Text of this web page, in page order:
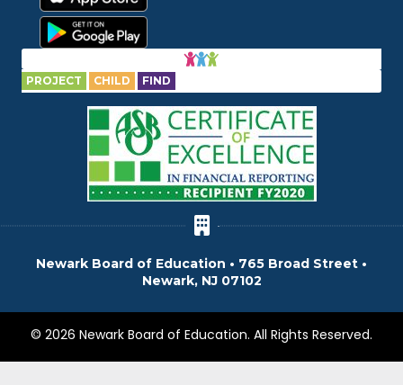
PROJECT CHILD FIND
Newark Board of Education • 765 Broad Street •
Newark, NJ 07102
© 2026 Newark Board of Education. All Rights Reserved.